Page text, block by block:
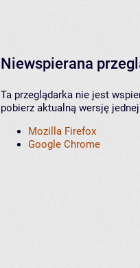
Niewspierana
Ta przeglądarka nie jest
pobierz aktualną wersję
Mozilla Firefox
Google Chrome